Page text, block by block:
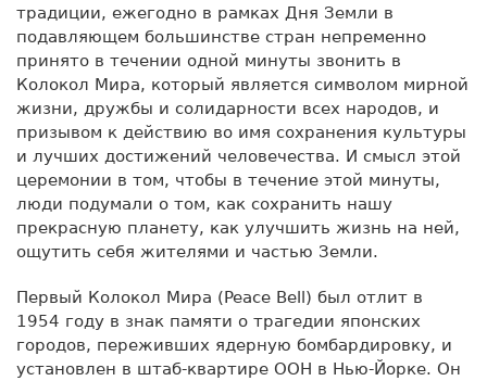
традиции, ежегодно в рамках Дня Земли в
подавляющем большинстве стран непременно
принято в течении одной минуты звонить в
Колокол Мира, который является символом мирной
жизни, дружбы и солидарности всех народов, и
призывом к действию во имя сохранения культуры
и лучших достижений человечества. И смысл этой
церемонии в том, чтобы в течение этой минуты,
люди подумали о том, как сохранить нашу
прекрасную планету, как улучшить жизнь на ней,
ощутить себя жителями и частью Земли.
Первый Колокол Мира (Peace Bell) был отлит в
1954 году в знак памяти о трагедии японских
городов, переживших ядерную бомбардировку, и
установлен в штаб-квартире ООН в Нью-Йорке. Он